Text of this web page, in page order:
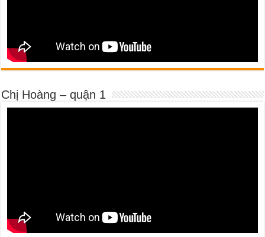
Chị Hoàng – quận 1